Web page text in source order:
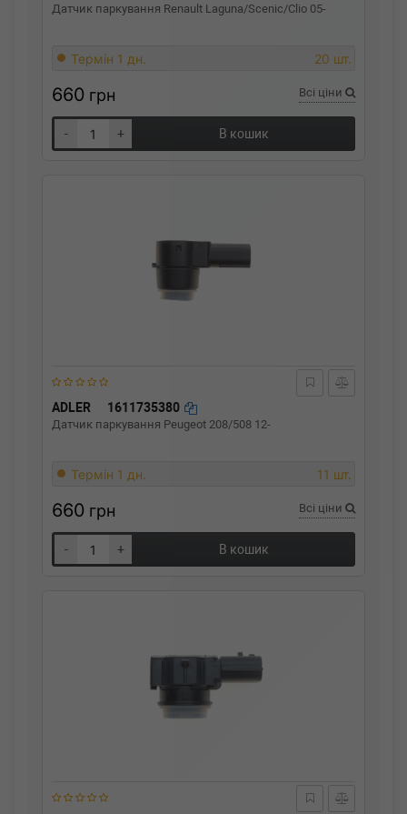
Датчик паркування Renault Laguna/Scenic/Clio 05-
Термін 1 дн. 20 шт.
660 грн Всі ціни
- + В кошик
ADLER 1611735380
Датчик паркування Peugeot 208/508 12-
Термін 1 дн. 11 шт.
660 грн Всі ціни
- + В кошик